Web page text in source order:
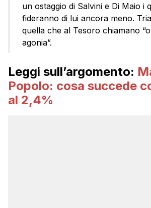
un ostaggio di Salvini e Di Maio i
fideranno di lui ancora meno.
quella che al Tesoro chiamano
agonia”.
Leggi sull’argomento:
Popolo: cosa succede
al 2,4%